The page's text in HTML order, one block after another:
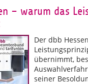
– warum das
Der dbb
übernimmt,
seiner